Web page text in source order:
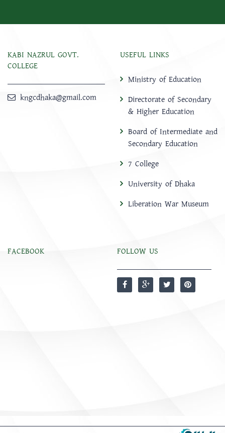
KABI NAZRUL GOVT.
COLLEGE
kngcdhaka@gmail.com
USEFUL LINKS
Ministry of Education
Directorate of Secondary
& Higher Education
Board of Intermediate and
Secondary Education
7 College
University of Dhaka
Liberation War Museum
FACEBOOK FOLLOW US